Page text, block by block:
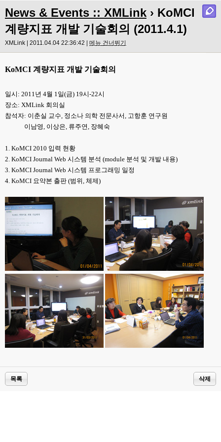
News & Events :: XMLink › KoMCI
계량지표 개발 기술회의 (2011.4.1)
XMLink | 2011.04.04 22:36:42 | 메뉴 건너뛰기
KoMCI 계량지표 개발 기술회의
일시: 2011년 4월 1일(금) 19시-22시
장소: XMLink 회의실
참석자: 이춘실 교수, 정소나 의학 전문사서, 고항훈 연구원
이남영, 이상은, 류주연, 장혜숙
1. KoMCI 2010 입력 현황
2. KoMCI Journal Web 시스템 분석 (module 분석 및 개발 내용)
3. KoMCI Journal Web 시스템 프로그래밍 일정
4. KoMCI 요약본 출판 (범위, 체제)
목록 삭제